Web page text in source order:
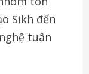
Sikh đến
tuân